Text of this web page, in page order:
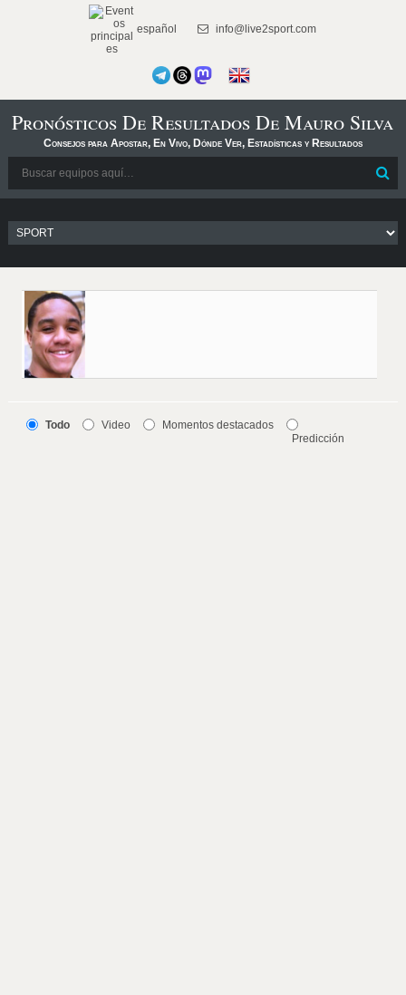
español info@live2sport.com
Pronósticos De Resultados De Mauro Silva
Consejos para Apostar, En Vivo, Dónde Ver, Estadísticas y Resultados
Todo Video
Momentos destacados
Predicción